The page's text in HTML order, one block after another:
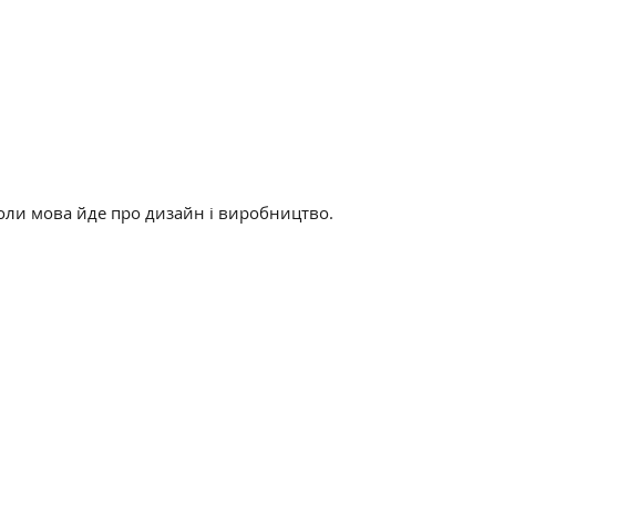
мова йде про дизайн і виробництво.